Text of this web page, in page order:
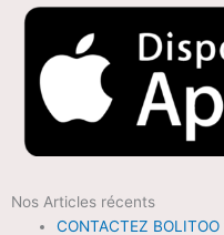
Nos Articles récents
CONTACTEZ BOLITOO